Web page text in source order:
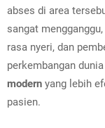
abses di area
sangat
rasa nyeri, dan
perkembangan
modern yang lebih
pasien.